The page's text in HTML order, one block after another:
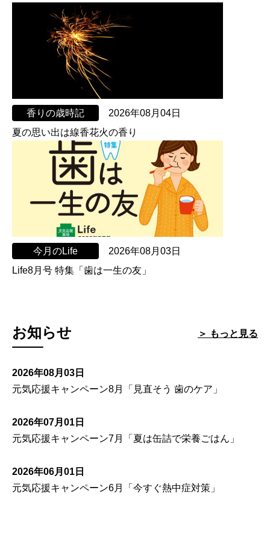
香りの歳時記
2026年08月04日
夏の思い出は線香花火の香り
今月のLife
2026年08月03日
Life8月号 特集「歯は一生の友」
お知らせ
2026年08月03日
元気応援キャンペーン8月「見直そう 歯のケア」
2026年07月01日
元気応援キャンペーン7月「夏は缶詰で栄養ごはん」
2026年06月01日
元気応援キャンペーン6月「今すぐ熱中症対策」
＞ もっと見る